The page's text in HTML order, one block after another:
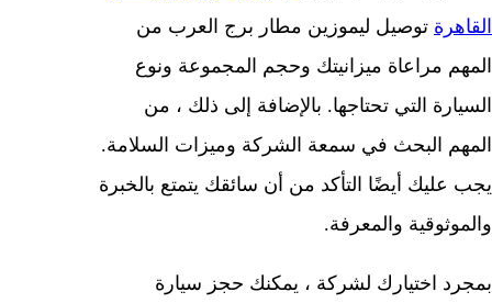
القاهرة توصيل ليموزين مطار برج العرب من
المهم مراعاة ميزانيتك وحجم المجموعة ونوع
السيارة التي تحتاجها. بالإضافة إلى ذلك ، من
المهم البحث في سمعة الشركة وميزات السلامة.
يجب عليك أيضًا التأكد من أن سائقك يتمتع بالخبرة
والموثوقية والمعرفة.
بمجرد اختيارك لشركة ، يمكنك حجز سيارة